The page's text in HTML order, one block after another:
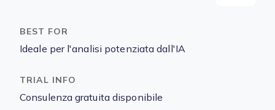
Ideale per l'analisi potenziata dall'IA
Consulenza gratuita disponibile